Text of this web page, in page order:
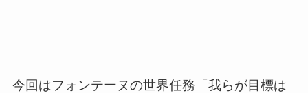
今回はフォンテーヌの世界任務「我らが目標は